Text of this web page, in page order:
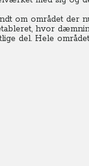
om området der
hvor
del. Hele